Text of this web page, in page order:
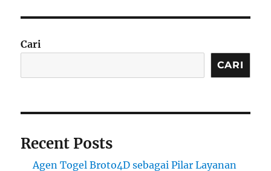
Cari
CARI
Recent Posts
Agen Togel Broto4D sebagai Pilar Layanan